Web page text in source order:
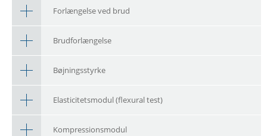
Forlængelse ved brud
Brudforlængelse
Bøjningsstyrke
Elasticitetsmodul (flexural test)
Kompressionsmodul